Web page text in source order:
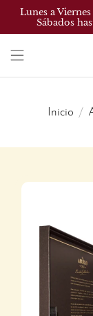
Lunes a
Sábados
Inicio